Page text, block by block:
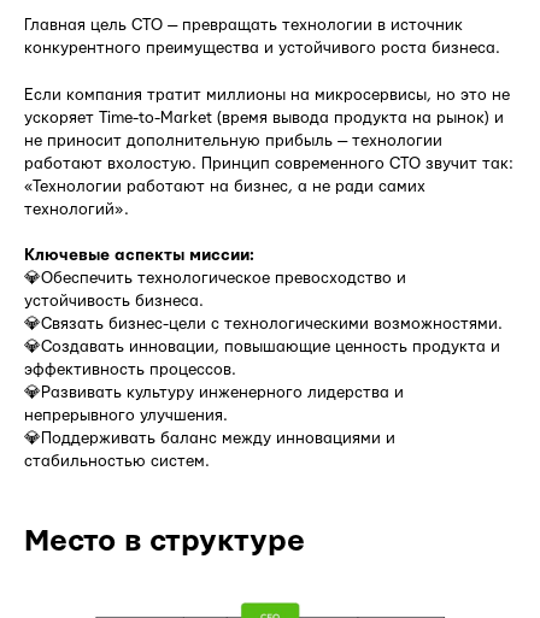
Главная цель CTO — превращать технологии в источник
конкурентного преимущества и устойчивого роста бизнеса.
Если компания тратит миллионы на микросервисы, но это не
ускоряет Time-to-Market (время вывода продукта на рынок) и
не приносит дополнительную прибыль — технологии
работают вхолостую. Принцип современного CTO звучит так:
«Технологии работают на бизнес, а не ради самих
технологий».
Ключевые аспекты миссии:
💎Обеспечить технологическое превосходство и
устойчивость бизнеса.
💎Связать бизнес-цели с технологическими возможностями.
💎Создавать инновации, повышающие ценность продукта и
эффективность процессов.
💎Развивать культуру инженерного лидерства и
непрерывного улучшения.
💎Поддерживать баланс между инновациями и
стабильностью систем.
Место в структуре